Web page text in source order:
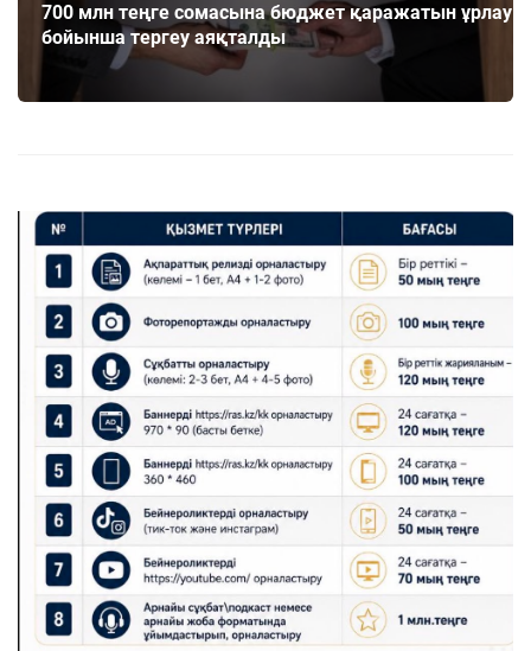
700 млн теңге сомасына бюджет қаражатын ұрлау
бойынша тергеу аяқталды